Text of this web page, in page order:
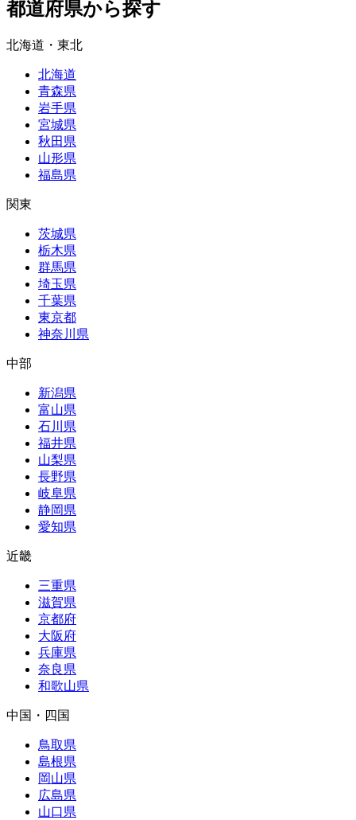
都道府県から探す
北海道・東北
北海道
青森県
岩手県
宮城県
秋田県
山形県
福島県
関東
茨城県
栃木県
群馬県
埼玉県
千葉県
東京都
神奈川県
中部
新潟県
富山県
石川県
福井県
山梨県
長野県
岐阜県
静岡県
愛知県
近畿
三重県
滋賀県
京都府
大阪府
兵庫県
奈良県
和歌山県
中国・四国
鳥取県
島根県
岡山県
広島県
山口県